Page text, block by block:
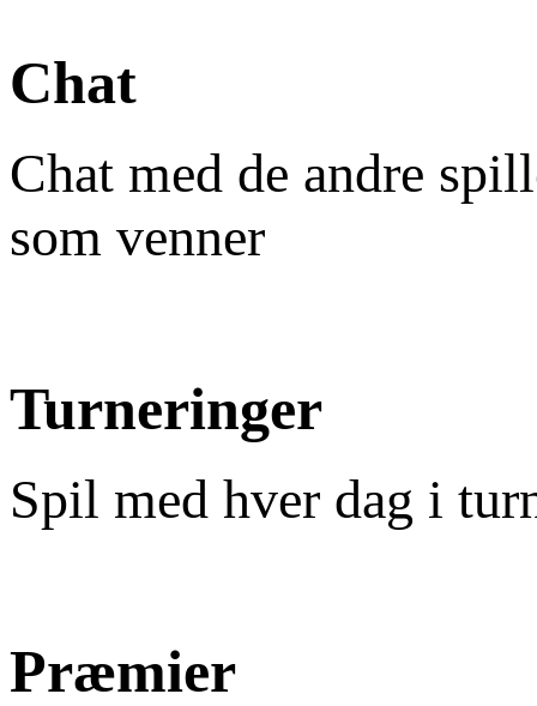
Chat
Chat med de andre
som venner
Turneringer
Spil med hver dag i
Præmier